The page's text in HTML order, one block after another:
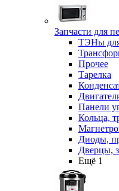
Запчасти для
ТЭНы
Прочее
Тарелка
Панели
Кольца,
Диоды,
Дверцы,
Ещё 1